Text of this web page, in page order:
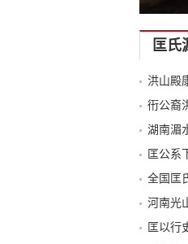
-->-->--
匡氏
洪山殿
衎公裔
湖南湄
匡公系
全国匡
河南光
匡以行